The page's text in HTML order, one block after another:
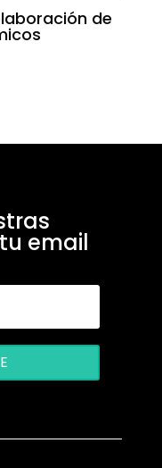
de
email